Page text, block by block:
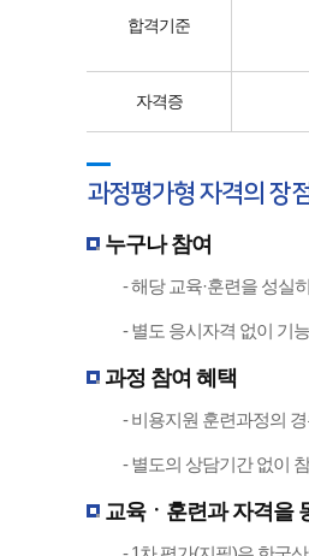
합격기준
자격증
과정평가형 자격의 장
누구나 참여
- 해당 교육·훈련을 성실
- 별도 응시자격 없이 기
과정 참여 혜택
- 비용지원 훈련과정의
- 별도의 상담기간 없이
교육ㆍ훈련과 자격을